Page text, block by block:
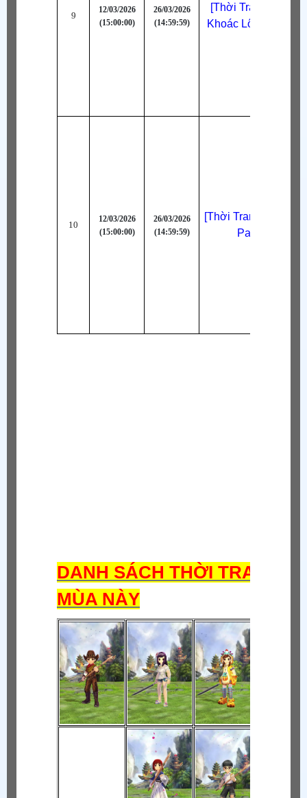
9
12/03/2026
(15:00:00)
26/03/2026
(14:59:59)
[Thời Trang Bậc S]
Khoác Lông Cừu
10
12/03/2026
(15:00:00)
26/03/2026
(14:59:59)
[Thời Trang Bậc S]
Party (Đen)
DANH SÁCH THỜI TRANG
MÙA NÀY